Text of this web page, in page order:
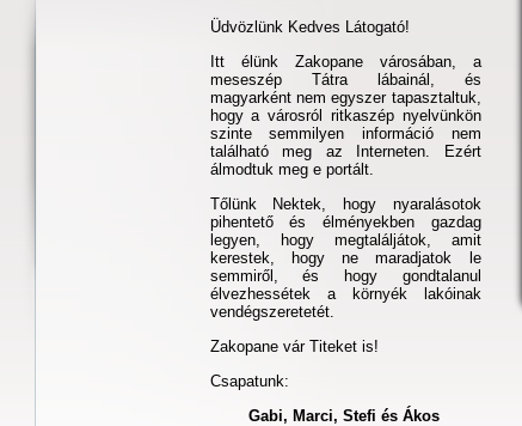
Üdvözlünk Kedves Látogató!
Itt élünk Zakopane városában, a
meseszép Tátra lábainál, és
magyarként nem egyszer tapasztaltuk,
hogy a városról ritkaszép nyelvünkön
szinte semmilyen információ nem
található meg az Interneten. Ezért
álmodtuk meg e portált.
Tőlünk Nektek, hogy nyaralásotok
pihentető és élményekben gazdag
legyen, hogy megtaláljátok, amit
kerestek, hogy ne maradjatok le
semmiről, és hogy gondtalanul
élvezhessétek a környék lakóinak
vendégszeretetét.
Zakopane vár Titeket is!
Csapatunk:
Gabi, Marci, Stefi és Ákos